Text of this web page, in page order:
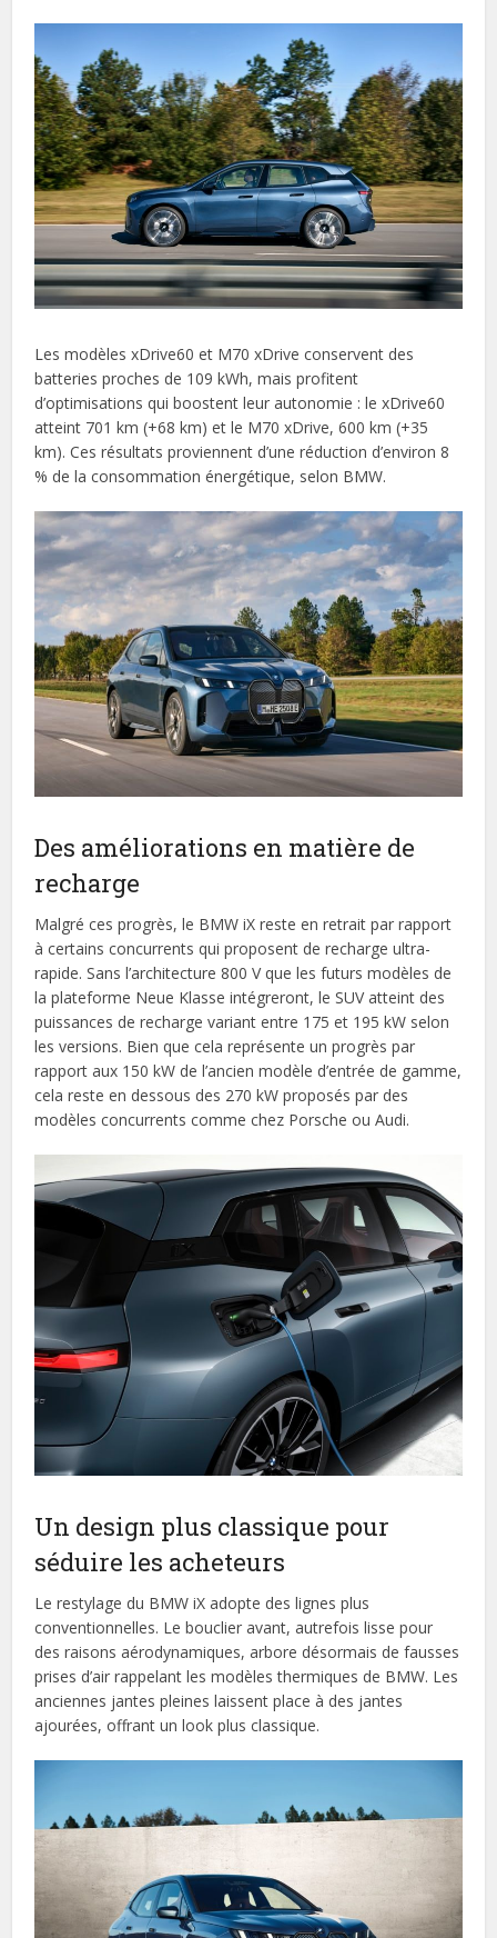
Les modèles xDrive60 et M70 xDrive conservent des
batteries proches de 109 kWh, mais profitent
d’optimisations qui boostent leur autonomie : le xDrive60
atteint 701 km (+68 km) et le M70 xDrive, 600 km (+35
km). Ces résultats proviennent d’une réduction d’environ 8
% de la consommation énergétique, selon BMW.
Des améliorations en matière de
recharge
Malgré ces progrès, le BMW iX reste en retrait par rapport
à certains concurrents qui proposent de recharge ultra-
rapide. Sans l’architecture 800 V que les futurs modèles de
la plateforme Neue Klasse intégreront, le SUV atteint des
puissances de recharge variant entre 175 et 195 kW selon
les versions. Bien que cela représente un progrès par
rapport aux 150 kW de l’ancien modèle d’entrée de gamme,
cela reste en dessous des 270 kW proposés par des
modèles concurrents comme chez Porsche ou Audi.
Un design plus classique pour
séduire les acheteurs
Le restylage du BMW iX adopte des lignes plus
conventionnelles. Le bouclier avant, autrefois lisse pour
des raisons aérodynamiques, arbore désormais de fausses
prises d’air rappelant les modèles thermiques de BMW. Les
anciennes jantes pleines laissent place à des jantes
ajourées, offrant un look plus classique.